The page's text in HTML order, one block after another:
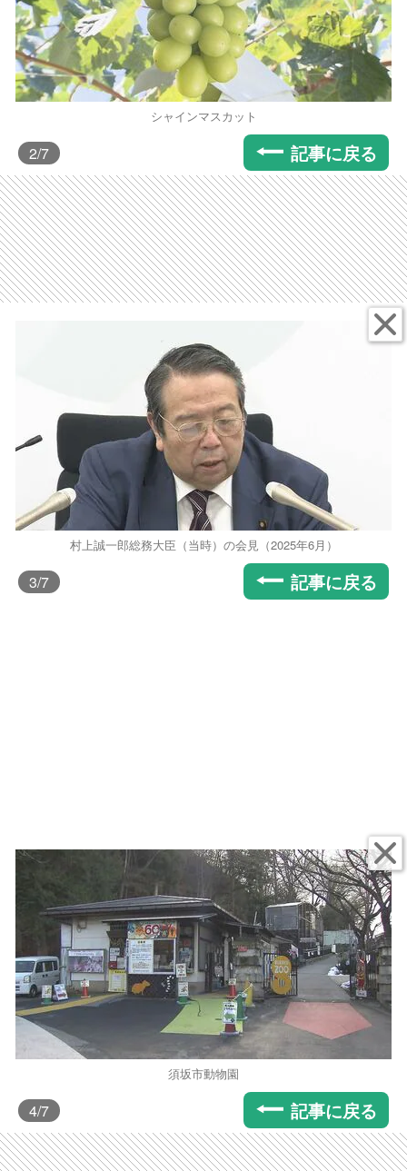
シャインマスカット
2/7 記事に戻る
村上誠一郎総務大臣（当時）の会見（2025年6月）
3/7 記事に戻る
須坂市動物園
4/7 記事に戻る